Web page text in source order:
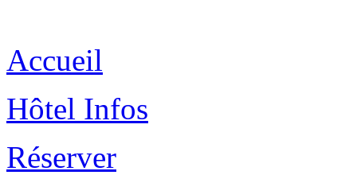
Accueil
Hôtel Infos
Réserver